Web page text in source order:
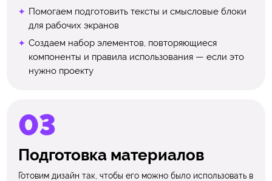
Помогаем подготовить тексты и смысловые блоки
для рабочих экранов
Создаем набор элементов, повторяющиеся
компоненты и правила использования — если это
нужно проекту
Подготовка материалов
Готовим дизайн так, чтобы его можно было использовать в